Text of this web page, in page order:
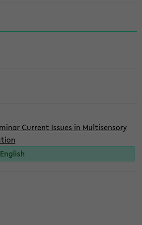
Current Issues in Multisensory